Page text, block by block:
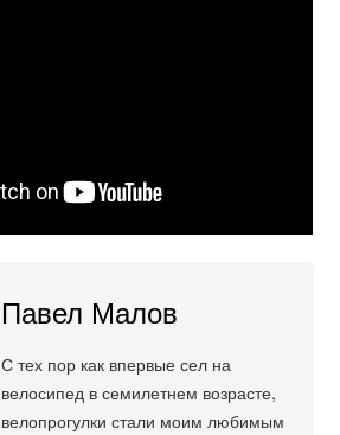
Павел Малов
С тех пор как впервые сел на
велосипед в семилетнем возрасте,
велопрогулки стали моим любимым